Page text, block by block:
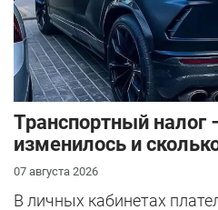
Транспортный налог
изменилось и
07 августа 2026
В личных кабинетах